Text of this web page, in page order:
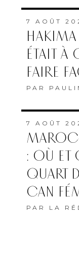
7 AOÛT
ÉTAIT À
FAIRE
PAR
7 AOÛT
: OÙ ET
QUART
CAN
PAR LA